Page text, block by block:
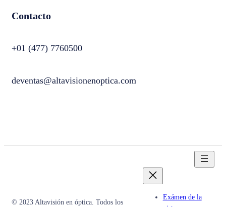
Contacto
+01 (477) 7760500
deventas@altavisionenoptica.com
© 2023 Altavisión en óptica. Todos los
Exámen de la